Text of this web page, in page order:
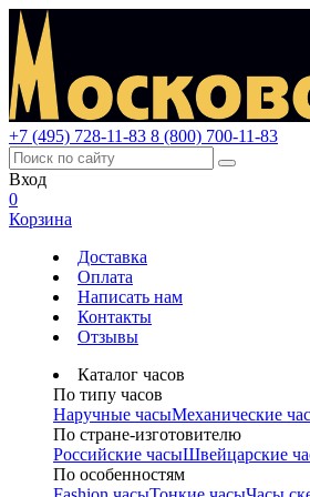
+7 (495) 728-11-83 8 (800) 700-11-83
Вход
0
Корзина
Доставка
Оплата
Написать нам
Контакты
Отзывы
Каталог часов
По типу часов
Наручные часыМеханические
По стране-изготовителю
Российские часыШвейцарские
По особенностям